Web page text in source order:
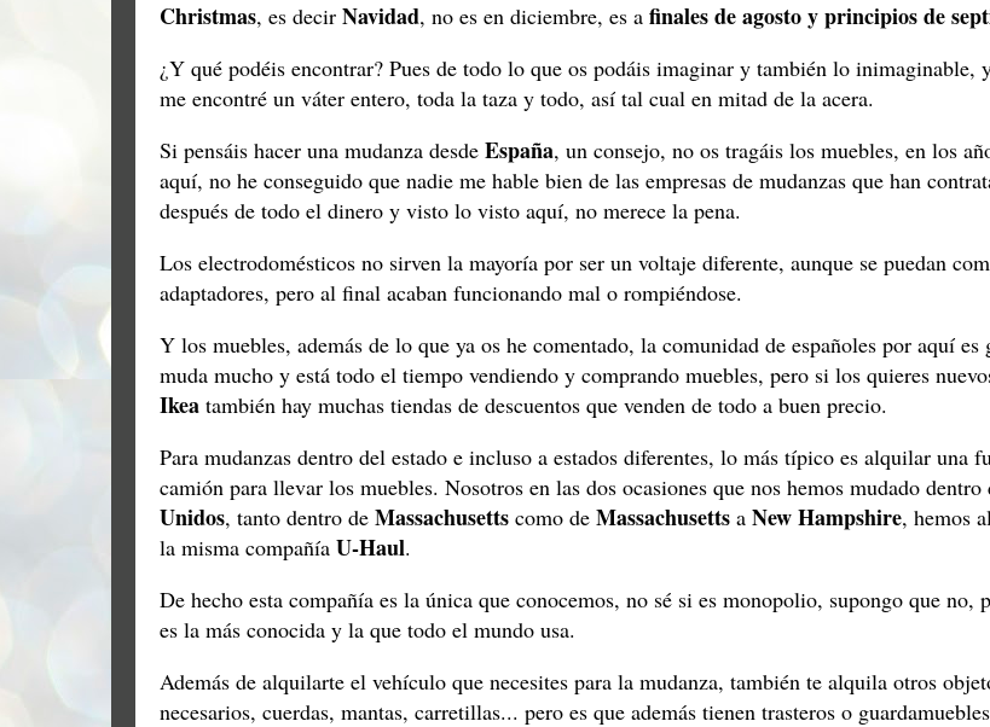
Christmas, es decir Navidad, no es en diciembre, es a finales de agosto y principios de
¿Y qué podéis encontrar? Pues de todo lo que os podáis imaginar y también lo inimaginable,
me encontré un váter entero, toda la taza y todo, así tal cual en mitad de la acera.
Si pensáis hacer una mudanza desde España, un consejo, no os tragáis los muebles, en los
aquí, no he conseguido que nadie me hable bien de las empresas de mudanzas que han
después de todo el dinero y visto lo visto aquí, no merece la pena.
Los electrodomésticos no sirven la mayoría por ser un voltaje diferente, aunque se puedan
adaptadores, pero al final acaban funcionando mal o rompiéndose.
Y los muebles, además de lo que ya os he comentado, la comunidad de españoles por aquí es
muda mucho y está todo el tiempo vendiendo y comprando muebles, pero si los quieres
Ikea también hay muchas tiendas de descuentos que venden de todo a buen precio.
Para mudanzas dentro del estado e incluso a estados diferentes, lo más típico es alquilar una
camión para llevar los muebles. Nosotros en las dos ocasiones que nos hemos mudado dentro
Unidos, tanto dentro de Massachusetts como de Massachusetts a New Hampshire, hemos
la misma compañía U-Haul.
De hecho esta compañía es la única que conocemos, no sé si es monopolio, supongo que no,
es la más conocida y la que todo el mundo usa.
Además de alquilarte el vehículo que necesites para la mudanza, también te alquila otros
necesarios, cuerdas, mantas, carretillas... pero es que además tienen trasteros o